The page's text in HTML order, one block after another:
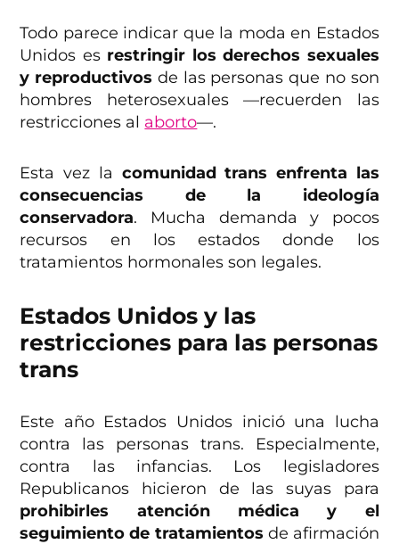
Todo parece indicar que la moda en Estados
Unidos es restringir los derechos sexuales
y reproductivos de las personas que no son
hombres heterosexuales —recuerden las
restricciones al aborto—.
Esta vez la comunidad trans enfrenta las
consecuencias de la ideología
conservadora. Mucha demanda y pocos
recursos en los estados donde los
tratamientos hormonales son legales.
Estados Unidos y las
restricciones para las personas
trans
Este año Estados Unidos inició una lucha
contra las personas trans. Especialmente,
contra las infancias. Los legisladores
Republicanos hicieron de las suyas para
prohibirles atención médica y el
seguimiento de tratamientos de afirmación